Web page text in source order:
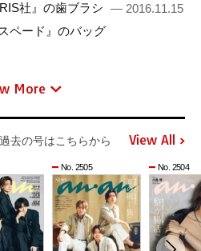
社』の歯ブラシ — 2016.11.15
ペード』のバッグ
More
過去の号はこちらから View All
No. 2505 No. 2504